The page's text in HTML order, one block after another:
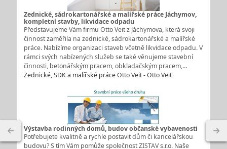
Zednické, sádrokartonářské a malířské práce Jáchymov,
kompletní stavby, likvidace odpadu
Představujeme Vám firmu Otto Veit z Jáchymova, která svoji
činnost zaměřila na zednické, sádrokartonářské a malířské
práce. Nabízíme organizaci staveb včetně likvidace odpadu. V
rámci svých nabízených služeb se také věnujeme stavební
činnosti, betonářským pracem, obkladačským pracem,…
Zednické, SDK a malířské práce Otto Veit - Otto Veit
Výstavba rodinných domů, budov občanské vybavenosti
Potřebujete kvalitně a rychle postavit dům či kancelářskou
budovu? S tím Vám pomůže společnost ZISTAV s.r.o. Naše